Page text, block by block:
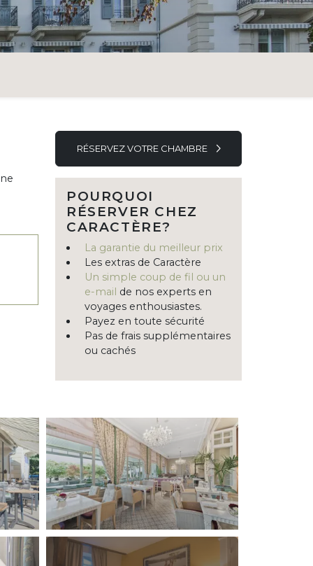
RÉSERVEZ VOTRE CHAMBRE
POURQUOI
RÉSERVER CHEZ
CARACTÈRE?
La garantie du meilleur prix
Les extras de Caractère
Un simple coup de fil ou un
e-mail de nos experts en
voyages enthousiastes.
Payez en toute sécurité
Pas de frais supplémentaires
ou cachés